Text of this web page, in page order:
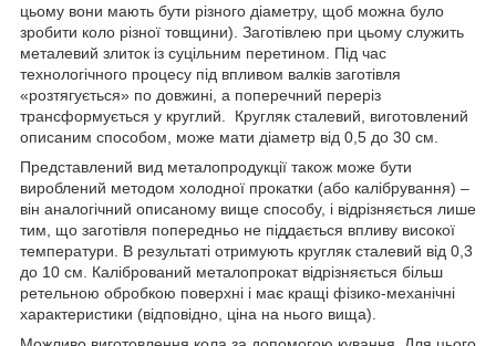
цьому вони мають бути різного діаметру, щоб можна було
зробити коло різної товщини). Заготівлею при цьому служить
металевий злиток із суцільним перетином. Під час
технологічного процесу під впливом валків заготівля
«розтягується» по довжині, а поперечний переріз
трансформується у круглий. Кругляк сталевий, виготовлений
описаним способом, може мати діаметр від 0,5 до 30 см.
Представлений вид металопродукції також може бути
вироблений методом холодної прокатки (або калібрування) –
він аналогічний описаному вище способу, і відрізняється лише
тим, що заготівля попередньо не піддається впливу високої
температури. В результаті отримують кругляк сталевий від 0,3
до 10 см. Калібрований металопрокат відрізняється більш
ретельною обробкою поверхні і має кращі фізико-механічні
характеристики (відповідно, ціна на нього вища).